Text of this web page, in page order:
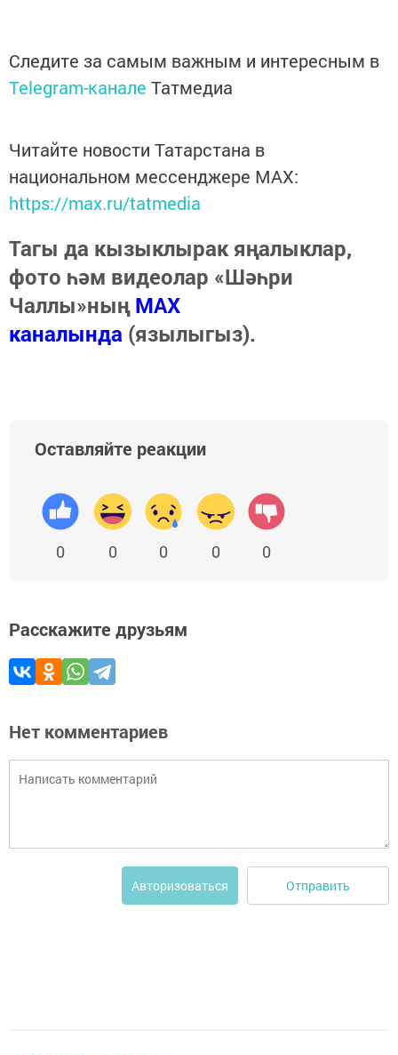
Следите за самым важным и интересным в
Telegram-канале Татмедиа
Читайте новости Татарстана в
национальном мессенджере MАХ:
https://max.ru/tatmedia
Тагы да кызыклырак яңалыклар,
фото һәм видеолар «Шәһри
Чаллы»ныңMAX
каналында (язылыгыз).
Оставляйте реакции
0 0 0 0 0
Расскажите друзьям
Нет комментариев
Авторизоваться Отправить